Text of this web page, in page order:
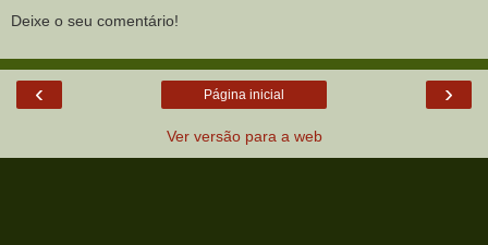
Deixe o seu comentário!
‹ ›
Página inicial
Ver versão para a web